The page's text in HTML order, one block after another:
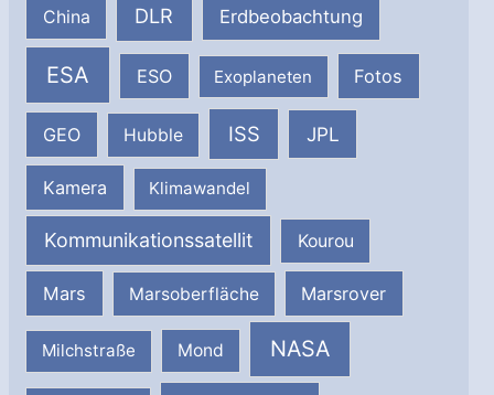
China DLR Erdbeobachtung
ESA ESO Exoplaneten Fotos
GEO Hubble ISS JPL
Kamera Klimawandel
Kommunikationssatellit Kourou
Mars Marsoberfläche Marsrover
Milchstraße Mond NASA